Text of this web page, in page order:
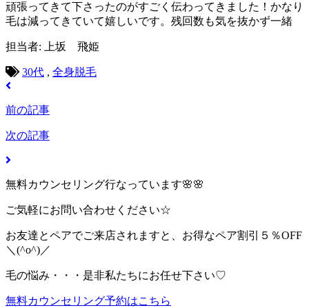
頑張ってきて下さったのがすごく伝わってきました！かなり
毛は減ってきていて嬉しいです。残回数も気を抜かず一緒
担当者: 上坂 飛姫
30代 , 全身脱毛
前の記事
次の記事
無料カウンセリング行なっています🌸🌸
ご気軽にお問い合わせください☆
お友達とペアでご来店されますと、お得なペア割引５％OFF
＼(^o^)／
毛の悩み・・・是非私たちにお任せ下さい♡
無料カウンセリング予約はこちら